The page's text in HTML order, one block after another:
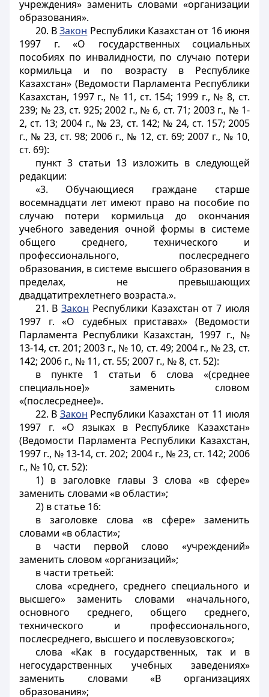
учреждения» заменить словами «организации
образования».
20. ВЗакон Республики Казахстан от 16 июня
1997 г. «О государственных социальных
пособиях по инвалидности, по случаю потери
кормильца и по возрасту в Республике
Казахстан» (Ведомости Парламента Республики
Казахстан, 1997 г., № 11, ст. 154; 1999 г., № 8, ст.
239; № 23, ст. 925; 2002 г., № 6, ст. 71; 2003 г., № 1-
2, ст. 13; 2004 г., № 23, ст. 142; № 24, ст. 157; 2005
г., № 23, ст. 98; 2006 г., № 12, ст. 69; 2007 г., № 10,
ст. 69):
пункт 3 статьи 13 изложить в следующей
редакции:
«3. Обучающиеся граждане старше
восемнадцати лет имеют право на пособие по
случаю потери кормильца до окончания
учебного заведения очной формы в системе
общего среднего, технического и
профессионального, послесреднего
образования, в системе высшего образования в
пределах, не превышающих
двадцатитрехлетнего возраста.».
21. ВЗакон Республики Казахстан от 7 июля
1997 г. «О судебных приставах» (Ведомости
Парламента Республики Казахстан, 1997 г., №
13-14, ст. 201; 2003 г., № 10, ст. 49; 2004 г., № 23, ст.
142; 2006 г., № 11, ст. 55; 2007 г., № 8, ст. 52):
в пункте 1 статьи 6 слова «(среднее
специальное)» заменить словом
«(послесреднее)».
22. В Закон Республики Казахстан от 11 июля
1997 г. «О языках в Республике Казахстан»
(Ведомости Парламента Республики Казахстан,
1997 г., № 13-14, ст. 202; 2004 г., № 23, ст. 142; 2006
г., № 10, ст. 52):
1) в заголовке главы 3 слова «в сфере»
заменить словами «в области»;
2) в статье 16:
в заголовке слова «в сфере» заменить
словами «в области»;
в части первой слово «учреждений»
заменить словом «организаций»;
в части третьей:
слова «среднего, среднего специального и
высшего» заменить словами «начального,
основного среднего, общего среднего,
технического и профессионального,
послесреднего, высшего и послевузовского»;
слова «Как в государственных, так и в
негосударственных учебных заведениях»
заменить словами «В организациях
образования»;